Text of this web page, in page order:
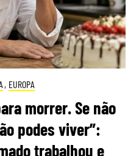
, EUROPA
morrer. Se não
podes viver”:
trabalhou e